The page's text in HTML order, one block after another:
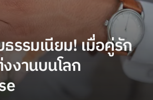
รรมเนียม! เมื่อคู่รัก
งานบนโลก